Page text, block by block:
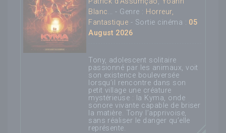
Blanc... - Genre : Horreur,
Fantastique - Sortie cinéma : 05
August 2026
Tony, adolescent solitaire
passionné par les animaux, voit
son existence bouleversée
lorsqu’il rencontre dans son
petit village une créature
mystérieuse : la Kyma, onde
sonore vivante capable de briser
la matière. Tony l’apprivoise,
sans réaliser le danger qu’elle
représente.